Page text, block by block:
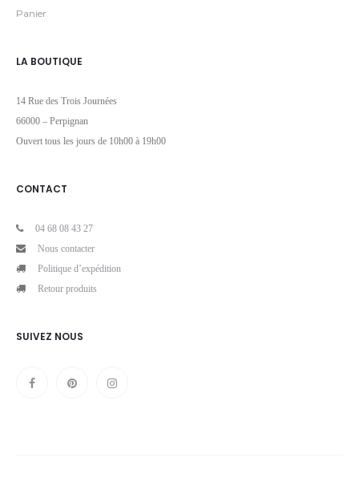
Panier
LA BOUTIQUE
14 Rue des Trois Journées
66000 – Perpignan
Ouvert tous les jours de 10h00 à 19h00
CONTACT
04 68 08 43 27
Nous contacter
Politique d’expédition
Retour produits
SUIVEZ NOUS